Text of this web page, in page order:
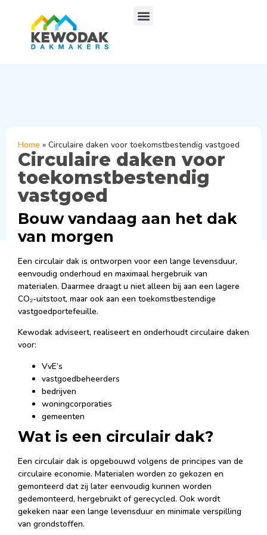
Home » Circulaire daken voor toekomstbestendig vastgoed
Circulaire daken voor
toekomstbestendig
vastgoed
Bouw vandaag aan het dak
van morgen
Een circulair dak is ontworpen voor een lange levensduur,
eenvoudig onderhoud en maximaal hergebruik van
materialen. Daarmee draagt u niet alleen bij aan een lagere
CO₂-uitstoot, maar ook aan een toekomstbestendige
vastgoedportefeuille.
Kewodak adviseert, realiseert en onderhoudt circulaire daken
voor:
VvE’s
vastgoedbeheerders
bedrijven
woningcorporaties
gemeenten
Wat is een circulair dak?
Een circulair dak is opgebouwd volgens de principes van de
circulaire economie. Materialen worden zo gekozen en
gemonteerd dat zij later eenvoudig kunnen worden
gedemonteerd, hergebruikt of gerecycled. Ook wordt
gekeken naar een lange levensduur en minimale verspilling
van grondstoffen.